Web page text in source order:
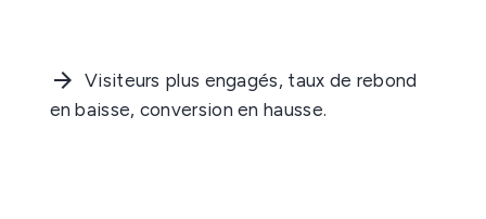
Visiteurs plus engagés, taux de rebond
en baisse, conversion en hausse.